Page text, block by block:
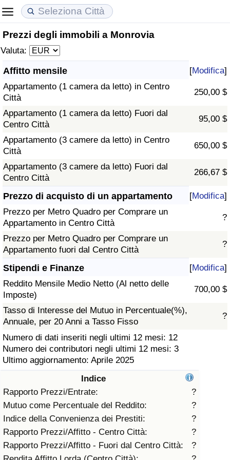
Prezzi degli immobili a Monrovia
Valuta:
Affitto mensile [Modifica]
Appartamento (1 camera da letto) in Centro
Città
250,00 $
Appartamento (1 camera da letto) Fuori dal
Centro Città
95,00 $
Appartamento (3 camere da letto) in Centro
Città
650,00 $
Appartamento (3 camere da letto) Fuori dal
Centro Città
266,67 $
Prezzo di acquisto di un appartamento [Modifica]
Prezzo per Metro Quadro per Comprare un
Appartamento in Centro Città
?
Prezzo per Metro Quadro per Comprare un
Appartamento fuori dal Centro Città
?
Stipendi e Finanze [Modifica]
Reddito Mensile Medio Netto (Al netto delle
Imposte)
700,00 $
Tasso di Interesse del Mutuo in Percentuale(%),
Annuale, per 20 Anni a Tasso Fisso
?
Numero di dati inseriti negli ultimi 12 mesi: 12
Numero dei contributori negli ultimi 12 mesi: 3
Ultimo aggiornamento: Aprile 2025
Indice
Rapporto Prezzi/Entrate:
?
Mutuo come Percentuale del Reddito:
?
Indice della Convenienza dei Prestiti:
?
Rapporto Prezzi/Affitto - Centro Città:
?
Rapporto Prezzi/Affitto - Fuori dal Centro Città:
?
Costo della vita
Indice Del Costo Della Vita (corrente)
Indice Del Costo Della Vita
Indice del Costo della Vita per Nazione
ad Aqaba
Prezzi degli immobili
Indice del Prezzo delle Case (Corrente)
Indice del Prezzo delle Case
Indice del Prezzo delle Case per Nazione
Qualità della Vita
Indice della Qualità della Vita
Indice della Qualità della Vita (Corrente)
Indice della qualità della vita per Paese
Criminalità
Indice del Tasso di Criminalità (Corrente)
Indice della Criminalità
Indice di criminalità per paese
Assistenza Sanitaria
Indice dell’Assistenza Sanitaria (Corrente)
Indice dell’Assistenza Sanitaria
Indice dell’Assistenza Sanitaria per
Nazione
Inquinamento
Indice dell’Inquinamento (Corrente)
Indice di inquinamento
Indice dell’Inquinamento per Nazione